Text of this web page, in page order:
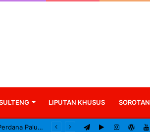
LIPUTAN KHUSUS SOROTAN
Gubernur Resmikan Penerbangan Perdana Palu–Guangzhou, Tonggak Baru Konektivitas Internasional Sulteng